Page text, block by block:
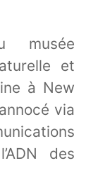
musée
et
à New
via
des